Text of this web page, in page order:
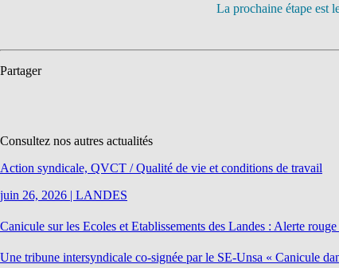
La prochaine étape est
Partager
Consultez nos autres actualités
Action syndicale, QVCT / Qualité de vie et conditions de travail
juin 26, 2026 | LANDES
Canicule sur les Ecoles et Etablissements des Landes : Alerte
Une tribune intersyndicale co-signée par le SE-Unsa « Canicule